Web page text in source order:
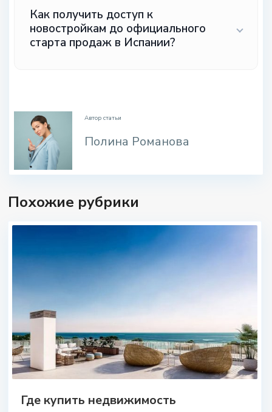
Как получить доступ к
новостройкам до официального
старта продаж в Испании?
Автор статьи
Полина Романова
Похожие рубрики
Где купить недвижимость